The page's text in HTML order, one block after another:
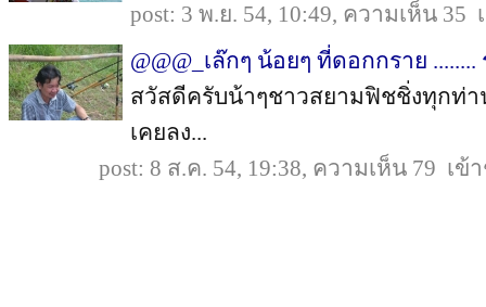
post: 3 พ.ย. 54, 10:49, ความเห็น 35
@@@_เล๊กๆ น้อยๆ ที่ดอกกราย ........
สวัสดีครับน้าๆชาวสยามฟิชชิ่งทุกท่า
เคยลง...
post: 8 ส.ค. 54, 19:38, ความเห็น 79 เข้